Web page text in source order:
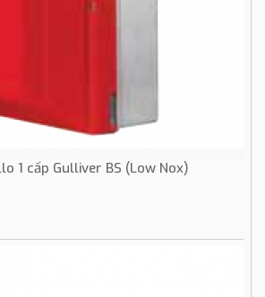
1 cấp Gulliver BS (Low Nox)